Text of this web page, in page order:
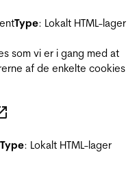
Type: Lokalt HTML-lager
som vi er i gang med at
af de enkelte cookies
Type: Lokalt HTML-lager